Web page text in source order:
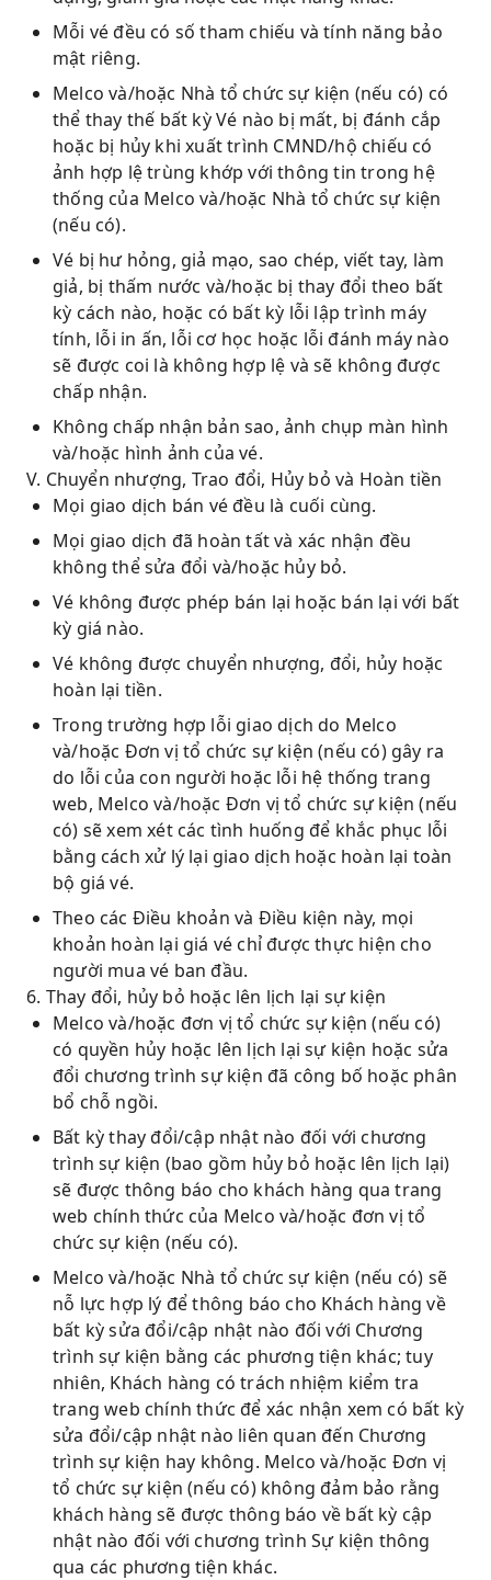
Mỗi vé đều có số tham chiếu và tính năng bảo
mật riêng.
Melco và/hoặc Nhà tổ chức sự kiện (nếu có) có
thể thay thế bất kỳ Vé nào bị mất, bị đánh cắp
hoặc bị hủy khi xuất trình CMND/hộ chiếu có
ảnh hợp lệ trùng khớp với thông tin trong hệ
thống của Melco và/hoặc Nhà tổ chức sự kiện
(nếu có).
Vé bị hư hỏng, giả mạo, sao chép, viết tay, làm
giả, bị thấm nước và/hoặc bị thay đổi theo bất
kỳ cách nào, hoặc có bất kỳ lỗi lập trình máy
tính, lỗi in ấn, lỗi cơ học hoặc lỗi đánh máy nào
sẽ được coi là không hợp lệ và sẽ không được
chấp nhận.
Không chấp nhận bản sao, ảnh chụp màn hình
và/hoặc hình ảnh của vé.
V. Chuyển nhượng, Trao đổi, Hủy bỏ và Hoàn tiền
Mọi giao dịch bán vé đều là cuối cùng.
Mọi giao dịch đã hoàn tất và xác nhận đều
không thể sửa đổi và/hoặc hủy bỏ.
Vé không được phép bán lại hoặc bán lại với bất
kỳ giá nào.
Vé không được chuyển nhượng, đổi, hủy hoặc
hoàn lại tiền.
Trong trường hợp lỗi giao dịch do Melco
và/hoặc Đơn vị tổ chức sự kiện (nếu có) gây ra
do lỗi của con người hoặc lỗi hệ thống trang
web, Melco và/hoặc Đơn vị tổ chức sự kiện (nếu
có) sẽ xem xét các tình huống để khắc phục lỗi
bằng cách xử lý lại giao dịch hoặc hoàn lại toàn
bộ giá vé.
Theo các Điều khoản và Điều kiện này, mọi
khoản hoàn lại giá vé chỉ được thực hiện cho
người mua vé ban đầu.
6. Thay đổi, hủy bỏ hoặc lên lịch lại sự kiện
Melco và/hoặc đơn vị tổ chức sự kiện (nếu có)
có quyền hủy hoặc lên lịch lại sự kiện hoặc sửa
đổi chương trình sự kiện đã công bố hoặc phân
bổ chỗ ngồi.
Bất kỳ thay đổi/cập nhật nào đối với chương
trình sự kiện (bao gồm hủy bỏ hoặc lên lịch lại)
sẽ được thông báo cho khách hàng qua trang
web chính thức của Melco và/hoặc đơn vị tổ
chức sự kiện (nếu có).
Melco và/hoặc Nhà tổ chức sự kiện (nếu có) sẽ
nỗ lực hợp lý để thông báo cho Khách hàng về
bất kỳ sửa đổi/cập nhật nào đối với Chương
trình sự kiện bằng các phương tiện khác; tuy
nhiên, Khách hàng có trách nhiệm kiểm tra
trang web chính thức để xác nhận xem có bất kỳ
sửa đổi/cập nhật nào liên quan đến Chương
trình sự kiện hay không. Melco và/hoặc Đơn vị
tổ chức sự kiện (nếu có) không đảm bảo rằng
khách hàng sẽ được thông báo về bất kỳ cập
nhật nào đối với chương trình Sự kiện thông
qua các phương tiện khác.